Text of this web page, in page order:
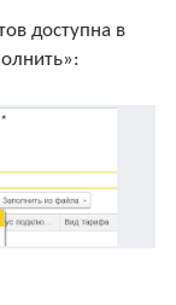
доступна в